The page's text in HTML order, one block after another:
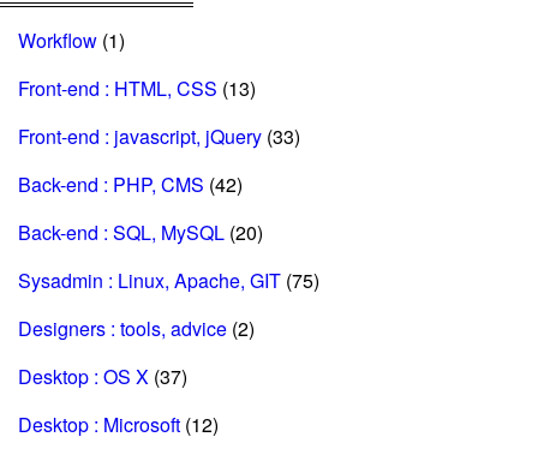
Workflow (1)
Front-end : HTML, CSS (13)
Front-end : javascript, jQuery (33)
Back-end : PHP, CMS (42)
Back-end : SQL, MySQL (20)
Sysadmin : Linux, Apache, GIT (75)
Designers : tools, advice (2)
Desktop : OS X (37)
Desktop : Microsoft (12)